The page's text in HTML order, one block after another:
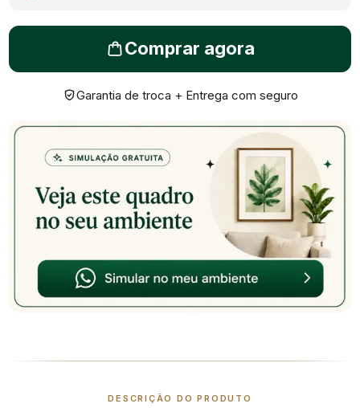
Comprar agora
Garantia de troca + Entrega com seguro
DESCRIÇÃO DO PRODUTO